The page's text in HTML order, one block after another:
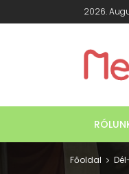
2026.
Főoldal